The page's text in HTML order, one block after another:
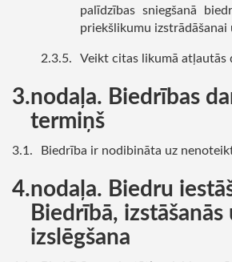
palīdzības sniegšanā
priekšlikumu izstrādāšanai
Veikt citas likumā atļautās
nodaļa. Biedrības
termiņš
Biedrība ir nodibināta uz
nodaļa. Biedru
Biedrībā, izstāšanās
izslēgšana